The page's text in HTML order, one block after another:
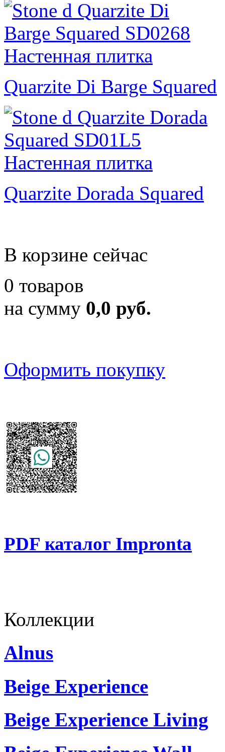
Quarzite Di Barge Squared
Quarzite Dorada Squared
В корзине сейчас
0 товаров
на сумму 0,0 руб.
Оформить покупку
PDF каталог Impronta
Коллекции
Alnus
Beige Experience
Beige Experience Living